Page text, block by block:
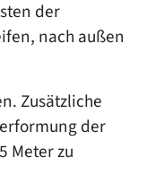
der
nach außen
Zusätzliche
der
Meter zu